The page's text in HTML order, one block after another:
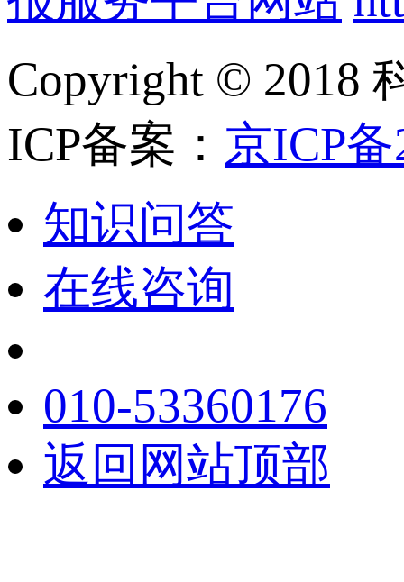
Copyright © 2018
ICP备案： 京ICP
知识问答
在线咨询
010-53360176
返回网站顶部